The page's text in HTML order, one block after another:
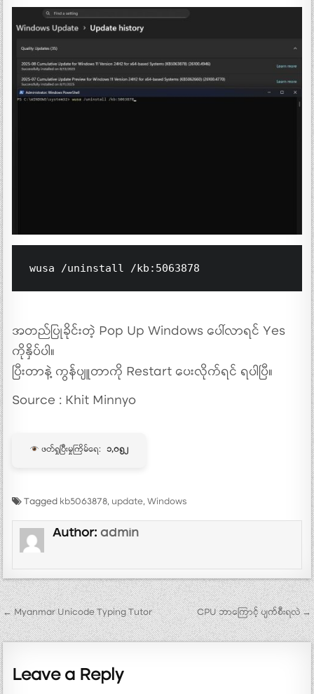
wusa /uninstall /kb:5063878
အတည်ပြုခိုင်းတဲ့ Pop Up Windows ပေါ်လာရင် Yes
ကိုနှိပ်ပါ။
ပြီးတာနဲ့ ကွန်ပျူတာကို Restart ပေးလိုက်ရင် ရပါပြီ။
Source : Khit Minnyo
ဖတ်ရှုပြီးမှုကြိမ်ရေ: ၁,၀၅၂
Tagged kb5063878, update,Windows
Author:admin
Post navigation
← Myanmar Unicode Typing Tutor CPU ဘာကြောင့် ပျက်စီးရလဲ →
Leave a Reply